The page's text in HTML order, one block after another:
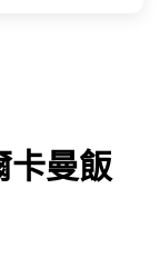
卡曼飯